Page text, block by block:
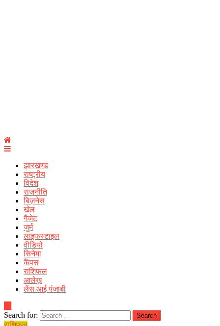
झारखण्ड
राष्ट्रीय
विदेश
राजनीति
बिज़नेस
खेल
गैजेट
जुर्म
लाइफस्टाइल
वीडियो
सिनेमा
कैंपस
राशिफल
आलेख़
लेंस आई पंजाबी
Search for: